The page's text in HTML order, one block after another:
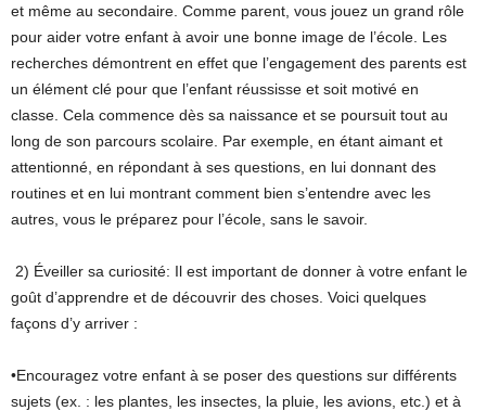
et même au secondaire. Comme parent, vous jouez un grand rôle
pour aider votre enfant à avoir une bonne image de l’école. Les
recherches démontrent en effet que l’engagement des parents est
un élément clé pour que l’enfant réussisse et soit motivé en
classe. Cela commence dès sa naissance et se poursuit tout au
long de son parcours scolaire. Par exemple, en étant aimant et
attentionné, en répondant à ses questions, en lui donnant des
routines et en lui montrant comment bien s’entendre avec les
autres, vous le préparez pour l’école, sans le savoir.
2) Éveiller sa curiosité: Il est important de donner à votre enfant le
goût d’apprendre et de découvrir des choses. Voici quelques
façons d’y arriver :
•Encouragez votre enfant à se poser des questions sur différents
sujets (ex. : les plantes, les insectes, la pluie, les avions, etc.) et à